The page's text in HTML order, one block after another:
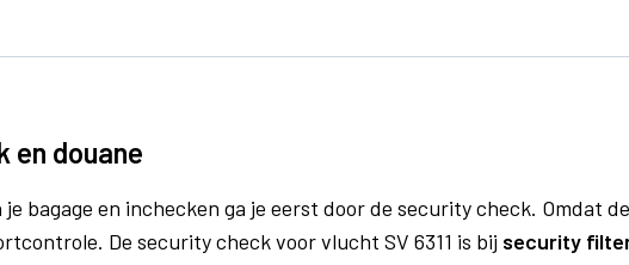
en douane
je bagage en inchecken ga je eerst door de security check. Omdat
De security check voor vlucht SV 6311 is bij security